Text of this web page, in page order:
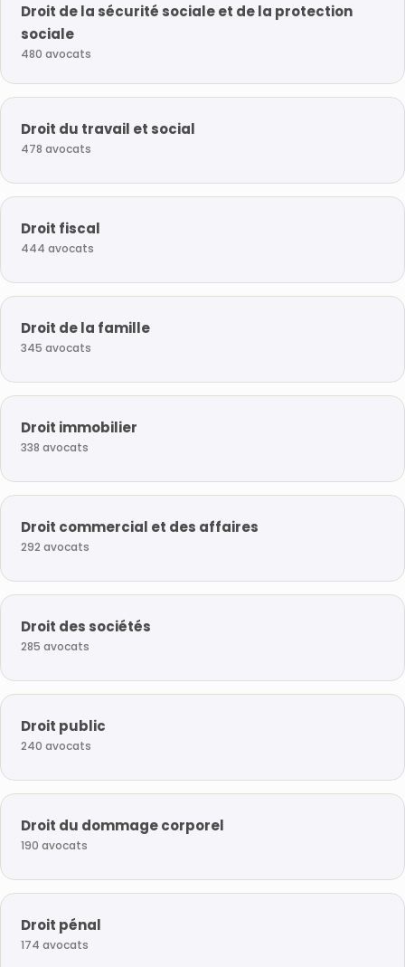
Droit de la sécurité sociale et de la protection
sociale
480 avocats
Droit du travail et social
478 avocats
Droit fiscal
444 avocats
Droit de la famille
345 avocats
Droit immobilier
338 avocats
Droit commercial et des affaires
292 avocats
Droit des sociétés
285 avocats
Droit public
240 avocats
Droit du dommage corporel
190 avocats
Droit pénal
174 avocats